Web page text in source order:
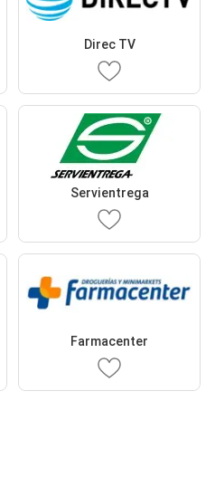
Direc TV
Servientrega
Farmacenter